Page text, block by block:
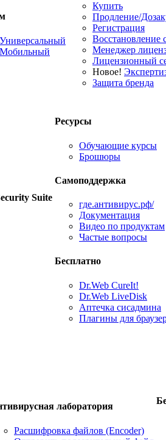
Купить
Продление/
Регистрация
Восстановление
Менеджер
Лицензионный
Новое!
Защита бренда
Suite
Ресурсы
Обучающие курсы
Брошюры
Самоподдержка
где.антивирус.рф/
Документация
Видео по продуктам
Частые вопросы
Бесплатно
Dr.Web CureIt!
Dr.Web LiveDisk
Аптечка сисадмина
Плагины для
лаборатория
Расшифровка файлов (Encoder)